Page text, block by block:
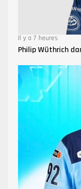
Il y a 7 heures
Philip Wüthrich